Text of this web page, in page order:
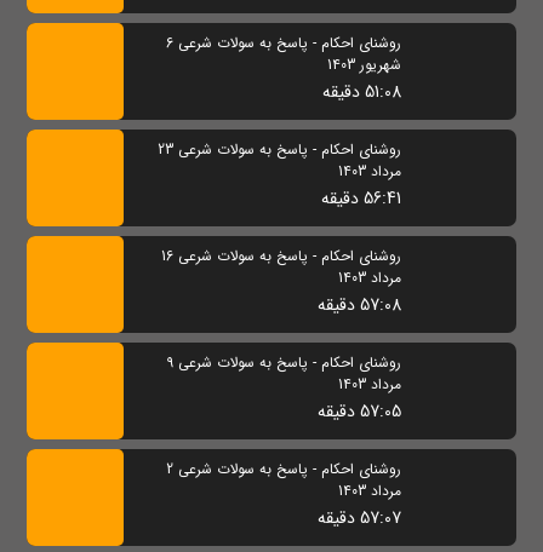
روشنای احکام - پاسخ به سولات شرعی 6
شهریور 1403
51:08 دقیقه
روشنای احکام - پاسخ به سولات شرعی 23
مرداد 1403
56:41 دقیقه
روشنای احکام - پاسخ به سولات شرعی 16
مرداد 1403
57:08 دقیقه
روشنای احکام - پاسخ به سولات شرعی 9
مرداد 1403
57:05 دقیقه
روشنای احکام - پاسخ به سولات شرعی 2
مرداد 1403
57:07 دقیقه